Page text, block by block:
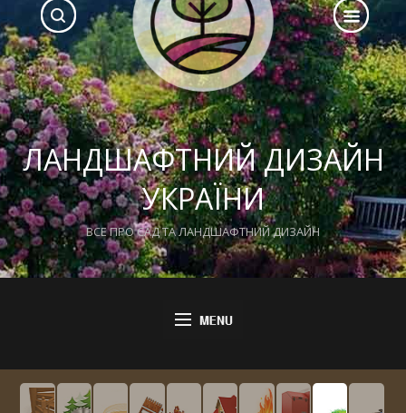
ЛАНДШАФТНИЙ ДИЗАЙН
УКРАЇНИ
ВСЕ ПРО САД ТА ЛАНДШАФТНИЙ ДИЗАЙН